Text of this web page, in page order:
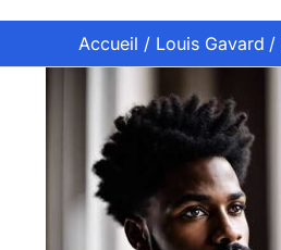
Accueil Louis Gavard